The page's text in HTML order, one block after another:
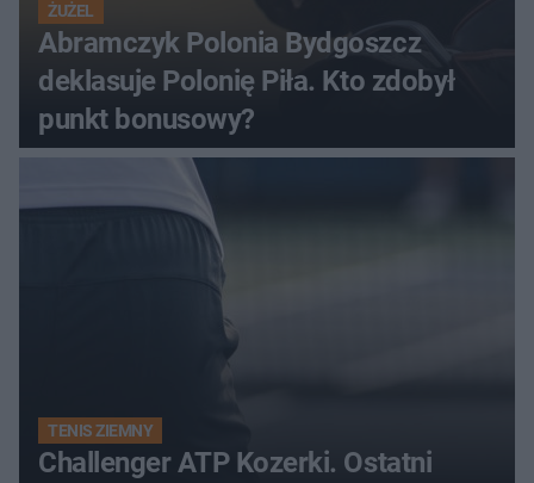
ŻUŻEL
Abramczyk Polonia Bydgoszcz
deklasuje Polonię Piła. Kto zdobył
punkt bonusowy?
TENIS ZIEMNY
Challenger ATP Kozerki. Ostatni